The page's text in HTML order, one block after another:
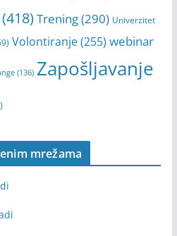
Trening(290) Univerzitet
Volontiranje(255) webinar
(136) Zapošljavanje
mrežama